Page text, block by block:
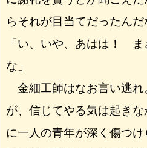
らそれが目当てだったん
「い、いや、あはは！ ま
な」
金細工師はなお言い逃れ
が、信じてやる気は起き
に一人の青年が深く傷つ